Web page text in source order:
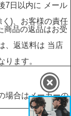
7日以内に メール
)、お客様の責任
商品の返品はお受
、返送料は 当店
ます。
場合はメーカーの